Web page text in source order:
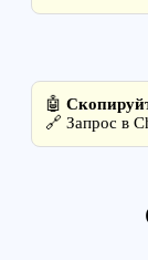
🤖
🔗 Запрос в